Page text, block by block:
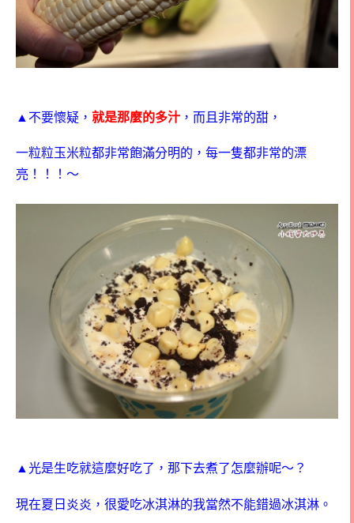
▲ 不要懷疑， 就是那麼的多汁 ，而且非常的甜，
一粒粒玉米粒都非常飽滿分明的，每一隻都非常的漂
亮！！！～
▲ 光是生吃就這麼好吃了，那下去煮了怎麼辦呢～？
現在夏日炎炎，很愛吃冰淇淋的我當然不能錯過冰淇淋。